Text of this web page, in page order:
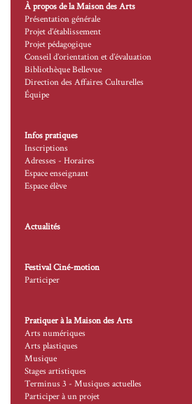
À propos de la Maison des Arts
Présentation générale
Projet d’établissement
Projet pédagogique
Conseil d’orientation et d’évaluation
Bibliothèque Bellevue
Direction des Affaires Culturelles
Équipe
Infos pratiques
Inscriptions
Adresses - Horaires
Espace enseignant
Espace élève
Actualités
Festival Ciné-motion
Participer
Pratiquer à la Maison des Arts
Arts numériques
Arts plastiques
Musique
Stages artistiques
Terminus 3 - Musiques actuelles
Participer à un projet